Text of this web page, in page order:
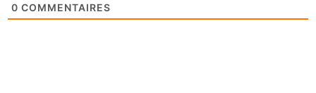
0 COMMENTAIRES